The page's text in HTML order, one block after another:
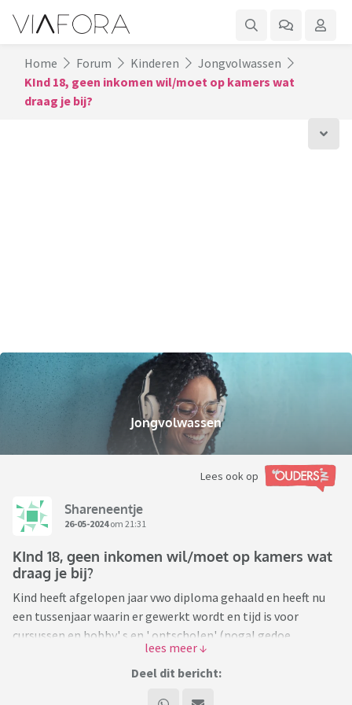
Home Forum Kinderen
Jongvolwassen
KInd 18, geen inkomen wil/moet op kamers wat
draag je bij?
Jongvolwassen
Lees ook op
Shareneentje
26-05-2024om 21:31
KInd 18, geen inkomen wil/moet op kamers wat
draag je bij?
Kind heeft afgelopen jaar vwo diploma gehaald en heeft nu
een tussenjaar waarin er gewerkt wordt en tijd is voor
cursussen en hobby' s en ' ontscholen' (nogal gedoe
geweest) Volgend schooljaar gaat kind een jaar een
particuliere filmopleiding doen fulltime maar zonder stufie
Deel dit bericht: